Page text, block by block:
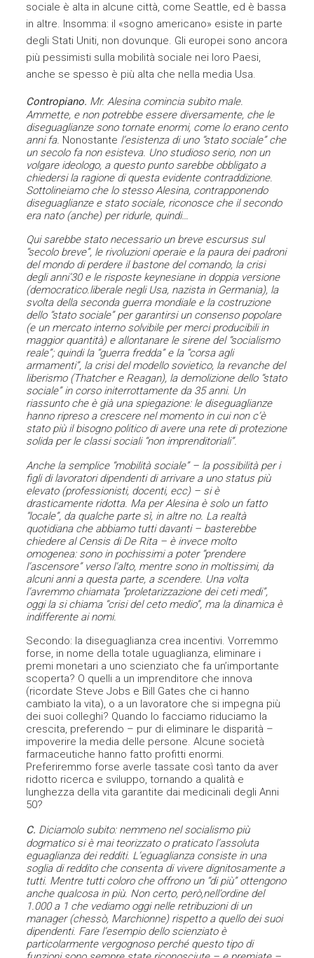
sociale è alta in alcune città, come Seattle, ed è bassa
in altre. Insomma: il «sogno americano» esiste in parte
degli Stati Uniti, non dovunque. Gli europei sono ancora
più pessimisti sulla mobilità sociale nei loro Paesi,
anche se spesso è più alta che nella media Usa.
Contropiano. Mr. Alesina comincia subito male.
Ammette, e non potrebbe essere diversamente, che le
diseguaglianze sono tornate enormi, come lo erano cento
anni fa. Nonostante l’esistenza di uno “stato sociale” che
un secolo fa non esisteva. Uno studioso serio, non un
volgare ideologo, a questo punto sarebbe obbligato a
chiedersi la ragione di questa evidente contraddizione.
Sottolineiamo che lo stesso Alesina, contrapponendo
diseguaglianze e stato sociale, riconosce che il secondo
era nato (anche) per ridurle, quindi…
Qui sarebbe stato necessario un breve escursus sul
“secolo breve”, le rivoluzioni operaie e la paura dei padroni
del mondo di perdere il bastone del comando, la crisi
degli anni’30 e le risposte keynesiane in doppia versione
(democratico.liberale negli Usa, nazista in Germania), la
svolta della seconda guerra mondiale e la costruzione
dello “stato sociale” per garantirsi un consenso popolare
(e un mercato interno solvibile per merci producibili in
maggior quantità) e allontanare le sirene del “socialismo
reale”; quindi la “guerra fredda” e la “corsa agli
armamenti”, la crisi del modello sovietico, la revanche del
liberismo (Thatcher e Reagan), la demolizione dello “stato
sociale” in corso initerrottamente da 35 anni. Un
riassunto che è già una spiegazione: le diseguaglianze
hanno ripreso a crescere nel momento in cui non c’è
stato più il bisogno politico di avere una rete di protezione
solida per le classi sociali “non imprenditoriali”.
Anche la semplice “mobilità sociale” – la possibilità per i
figli di lavoratori dipendenti di arrivare a uno status più
elevato (professionisti, docenti, ecc) – si è
drasticamente ridotta. Ma per Alesina è solo un fatto
“locale”, da qualche parte sì, in altre no. La realtà
quotidiana che abbiamo tutti davanti – basterebbe
chiedere al Censis di De Rita – è invece molto
omogenea: sono in pochissimi a poter “prendere
l’ascensore” verso l’alto, mentre sono in moltissimi, da
alcuni anni a questa parte, a scendere. Una volta
l’avremmo chiamata “proletarizzazione dei ceti medi”,
oggi la si chiama “crisi del ceto medio”, ma la dinamica è
indifferente ai nomi.
Secondo: la diseguaglianza crea incentivi. Vorremmo
forse, in nome della totale uguaglianza, eliminare i
premi monetari a uno scienziato che fa un’importante
scoperta? O quelli a un imprenditore che innova
(ricordate Steve Jobs e Bill Gates che ci hanno
cambiato la vita), o a un lavoratore che si impegna più
dei suoi colleghi? Quando lo facciamo riduciamo la
crescita, preferendo – pur di eliminare le disparità –
impoverire la media delle persone. Alcune società
farmaceutiche hanno fatto profitti enormi.
Preferiremmo forse averle tassate così tanto da aver
ridotto ricerca e sviluppo, tornando a qualità e
lunghezza della vita garantite dai medicinali degli Anni
50?
C. Diciamolo subito: nemmeno nel socialismo più
dogmatico si è mai teorizzato o praticato l’assoluta
eguaglianza dei redditi. L’eguaglianza consiste in una
soglia di reddito che consenta di vivere dignitosamente a
tutti. Mentre tutti coloro che offrono un “di più” ottengono
anche qualcosa in più. Non certo, però,nell’ordine del
1.000 a 1 che vediamo oggi nelle retribuzioni di un
manager (chessò, Marchionne) rispetto a quello dei suoi
dipendenti. Fare l’esempio dello scienziato è
particolarmente vergognoso perché questo tipo di